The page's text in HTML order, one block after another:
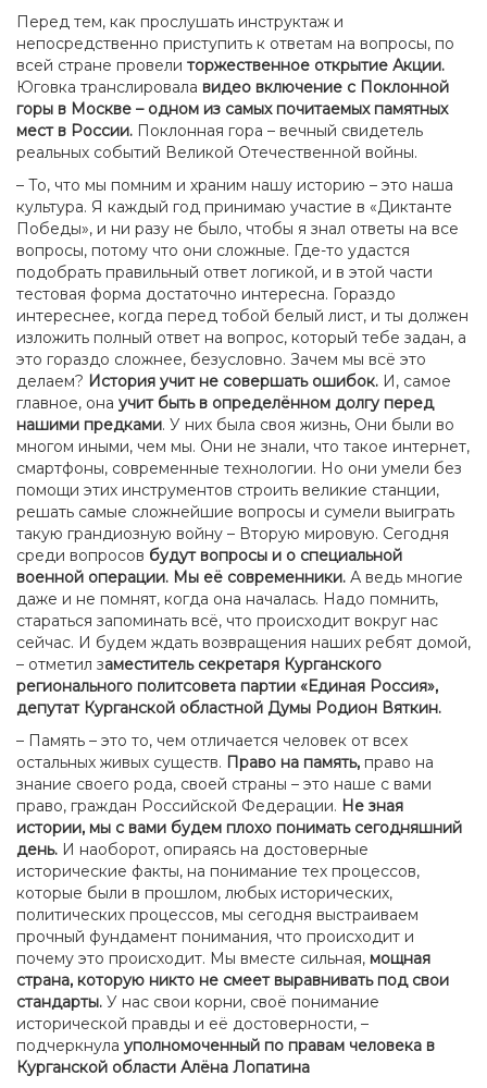
Перед тем, как прослушать инструктаж и
непосредственно приступить к ответам на вопросы, по
всей стране провели торжественное открытие Акции.
Юговка транслировала видео включение с Поклонной
горы в Москве – одном из самых почитаемых памятных
мест в России. Поклонная гора – вечный свидетель
реальных событий Великой Отечественной войны.
– То, что мы помним и храним нашу историю – это наша
культура. Я каждый год принимаю участие в «Диктанте
Победы», и ни разу не было, чтобы я знал ответы на все
вопросы, потому что они сложные. Где-то удастся
подобрать правильный ответ логикой, и в этой части
тестовая форма достаточно интересна. Гораздо
интереснее, когда перед тобой белый лист, и ты должен
изложить полный ответ на вопрос, который тебе задан, а
это гораздо сложнее, безусловно. Зачем мы всё это
делаем? История учит не совершать ошибок. И, самое
главное, она учит быть в определённом долгу перед
нашими предками. У них была своя жизнь, Они были во
многом иными, чем мы. Они не знали, что такое интернет,
смартфоны, современные технологии. Но они умели без
помощи этих инструментов строить великие станции,
решать самые сложнейшие вопросы и сумели выиграть
такую грандиозную войну – Вторую мировую. Сегодня
среди вопросов будут вопросы и о специальной
военной операции. Мы её современники. А ведь многие
даже и не помнят, когда она началась. Надо помнить,
стараться запоминать всё, что происходит вокруг нас
сейчас. И будем ждать возвращения наших ребят домой,
– отметил заместитель секретаря Курганского
регионального политсовета партии «Единая Россия»,
депутат Курганской областной Думы Родион Вяткин.
– Память – это то, чем отличается человек от всех
остальных живых существ. Право на память, право на
знание своего рода, своей страны – это наше с вами
право, граждан Российской Федерации. Не зная
истории, мы с вами будем плохо понимать сегодняшний
день. И наоборот, опираясь на достоверные
исторические факты, на понимание тех процессов,
которые были в прошлом, любых исторических,
политических процессов, мы сегодня выстраиваем
прочный фундамент понимания, что происходит и
почему это происходит. Мы вместе сильная, мощная
страна, которую никто не смеет выравнивать под свои
стандарты. У нас свои корни, своё понимание
исторической правды и её достоверности, –
подчеркнула уполномоченный по правам человека в
Курганской области Алёна Лопатина